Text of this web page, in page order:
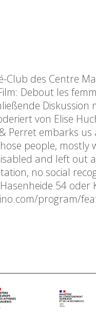
Club des Centre
Debout les
von Elise
Perret embarks
people,
and left out
no social
54
program/